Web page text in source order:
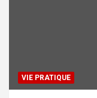
VIE PRATIQUE